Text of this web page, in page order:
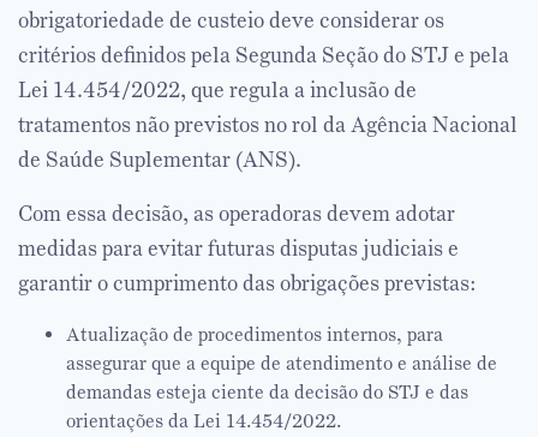
obrigatoriedade de custeio deve considerar os
critérios definidos pela Segunda Seção do STJ e pela
Lei 14.454/2022, que regula a inclusão de
tratamentos não previstos no rol da Agência Nacional
de Saúde Suplementar (ANS).
Com essa decisão, as operadoras devem adotar
medidas para evitar futuras disputas judiciais e
garantir o cumprimento das obrigações previstas:
Atualização de procedimentos internos, para
assegurar que a equipe de atendimento e análise de
demandas esteja ciente da decisão do STJ e das
orientações da Lei 14.454/2022.